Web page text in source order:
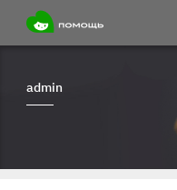
admin